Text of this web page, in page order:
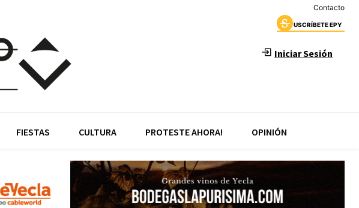
Contacto
USCRÍBETE EPY
Iniciar Sesión
FIESTAS CULTURA PROTESTE AHORA! OPINIÓN